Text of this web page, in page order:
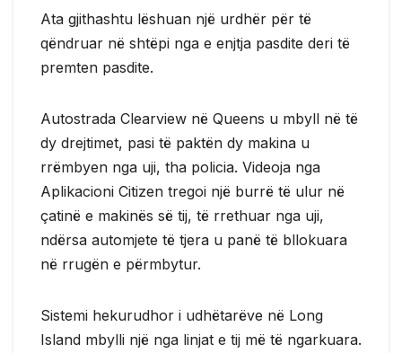
Ata gjithashtu lëshuan një urdhër për të
qëndruar në shtëpi nga e enjtja pasdite deri të
premten pasdite.
Autostrada Clearview në Queens u mbyll në të
dy drejtimet, pasi të paktën dy makina u
rrëmbyen nga uji, tha policia. Videoja nga
Aplikacioni Citizen tregoi një burrë të ulur në
çatinë e makinës së tij, të rrethuar nga uji,
ndërsa automjete të tjera u panë të bllokuara
në rrugën e përmbytur.
Sistemi hekurudhor i udhëtarëve në Long
Island mbylli një nga linjat e tij më të ngarkuara.